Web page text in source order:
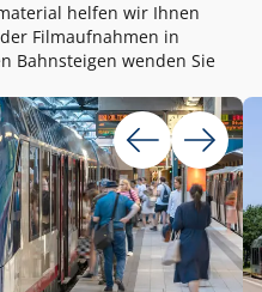
helfen wir Ihnen
Filmaufnahmen in
Bahnsteigen wenden Sie